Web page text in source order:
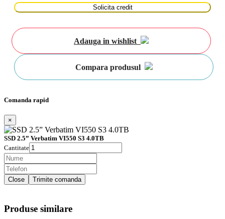
Solicita credit
Adauga in wishlist
Compara produsul
Comanda rapid
×
SSD 2.5” Verbatim VI550 S3 4.0TB
Cantitate
Close Trimite comanda
Produse similare